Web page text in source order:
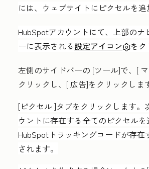
には、ウェブサイトにピクセルを追
HubSpotアカウントにて、上部のナ
ーに表示される設定アイコン
をク
左側のサイドバーの [ツール]で、[
クリックし、[広告]をクリックしま
[ピクセル ]タブをクリックします。
ウントに存在する全てのピクセルを
HubSpotトラッキングコードが存在
されます。